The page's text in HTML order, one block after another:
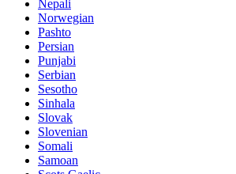
Nepali
Norwegian
Pashto
Persian
Punjabi
Serbian
Sesotho
Sinhala
Slovak
Slovenian
Somali
Samoan